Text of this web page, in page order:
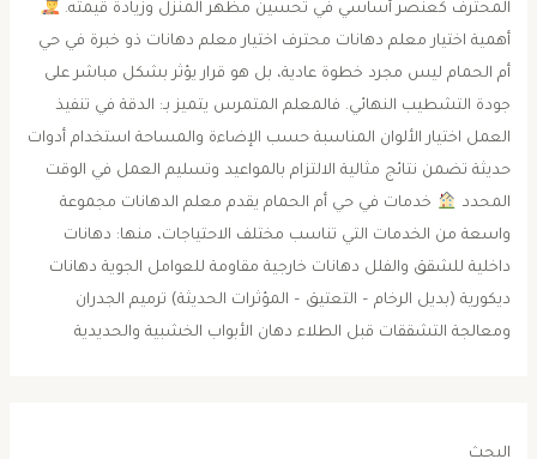
المحترف كعنصر أساسي في تحسين مظهر المنزل وزيادة قيمته.
أهمية اختيار معلم دهانات محترف اختيار معلم دهانات ذو خبرة في حي
أم الحمام ليس مجرد خطوة عادية، بل هو قرار يؤثر بشكل مباشر على
جودة التشطيب النهائي. فالمعلم المتمرس يتميز بـ: الدقة في تنفيذ
العمل اختيار الألوان المناسبة حسب الإضاءة والمساحة استخدام أدوات
حديثة تضمن نتائج مثالية الالتزام بالمواعيد وتسليم العمل في الوقت
المحدد
خدمات في حي أم الحمام يقدم معلم الدهانات مجموعة
واسعة من الخدمات التي تناسب مختلف الاحتياجات، منها: دهانات
داخلية للشقق والفلل دهانات خارجية مقاومة للعوامل الجوية دهانات
ديكورية (بديل الرخام – التعتيق – المؤثرات الحديثة) ترميم الجدران
ومعالجة التشققات قبل الطلاء دهان الأبواب الخشبية والحديدية
البحث